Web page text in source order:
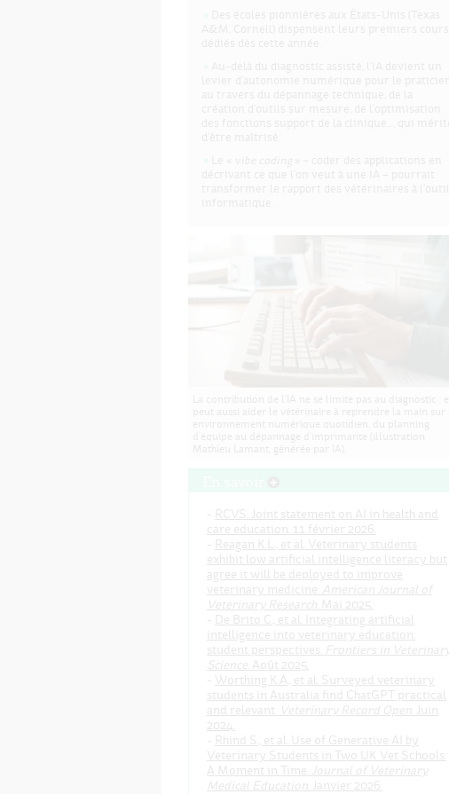
- RCVS. Joint statement on AI in health and
care education. 11 février 2026.
- Reagan K.L., et al. Veterinary students
exhibit low artificial intelligence literacy but
agree it will be deployed to improve
veterinary medicine.
American Journal of
Veterinary Research . Mai 2025.
- De Brito C., et al. Integrating artificial
intelligence into veterinary education:
student perspectives.
Frontiers in Veterinary
Science
. Août 2025.
- Worthing K.A., et al. Surveyed veterinary
students in Australia find ChatGPT practical
and relevant. Veterinary Record Open . Juin
2024.
- Rhind S., et al. Use of Generative AI by
Veterinary Students in Two UK Vet Schools:
A Moment in Time. Journal of Veterinary
Medical Education . Janvier 2026.